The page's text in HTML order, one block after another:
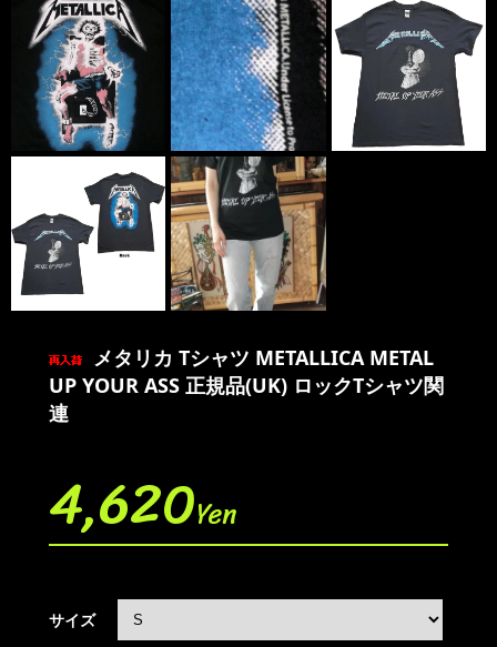
メタリカ Tシャツ METALLICA METAL
UP YOUR ASS 正規品(UK) ロックTシャツ関
連
4,620Yen
サイズ